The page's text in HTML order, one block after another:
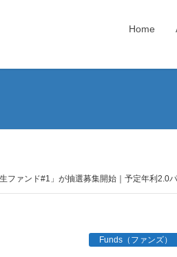
Home
ファンド#1」が抽選募集開始｜予定年利2.0
Funds（ファンズ）